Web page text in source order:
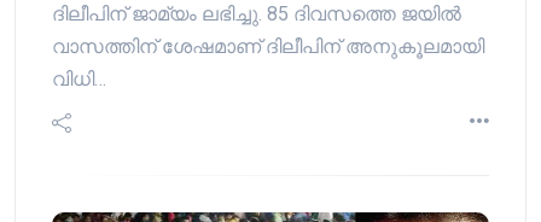
ദിലീപിന് ജാമ്യം ലഭിച്ചു. 85 ദിവസത്തെ ജയില്‍
വാസത്തിന് ശേഷമാണ് ദിലീപിന് അനുകൂലമായി
വിധി…